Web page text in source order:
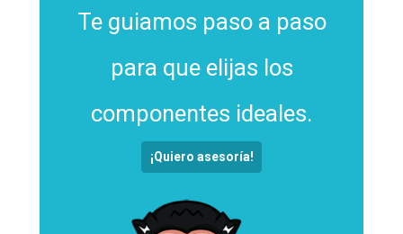
Te guiamos paso a paso
para que elijas los
componentes ideales.
¡Quiero asesoría!